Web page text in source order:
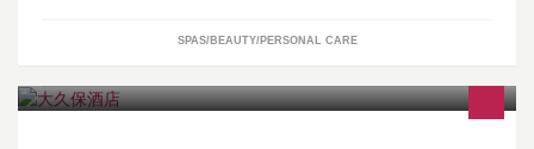
SPAS/BEAUTY/PERSONAL CARE